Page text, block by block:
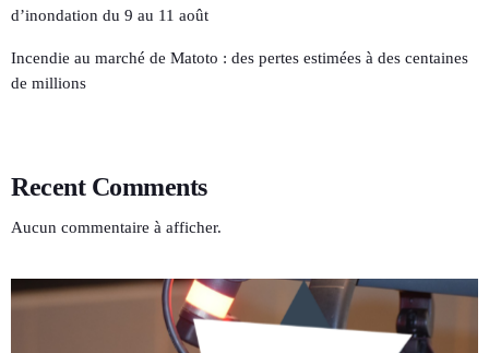
d’inondation du 9 au 11 août
Incendie au marché de Matoto : des pertes estimées à des centaines
de millions
Recent Comments
Aucun commentaire à afficher.